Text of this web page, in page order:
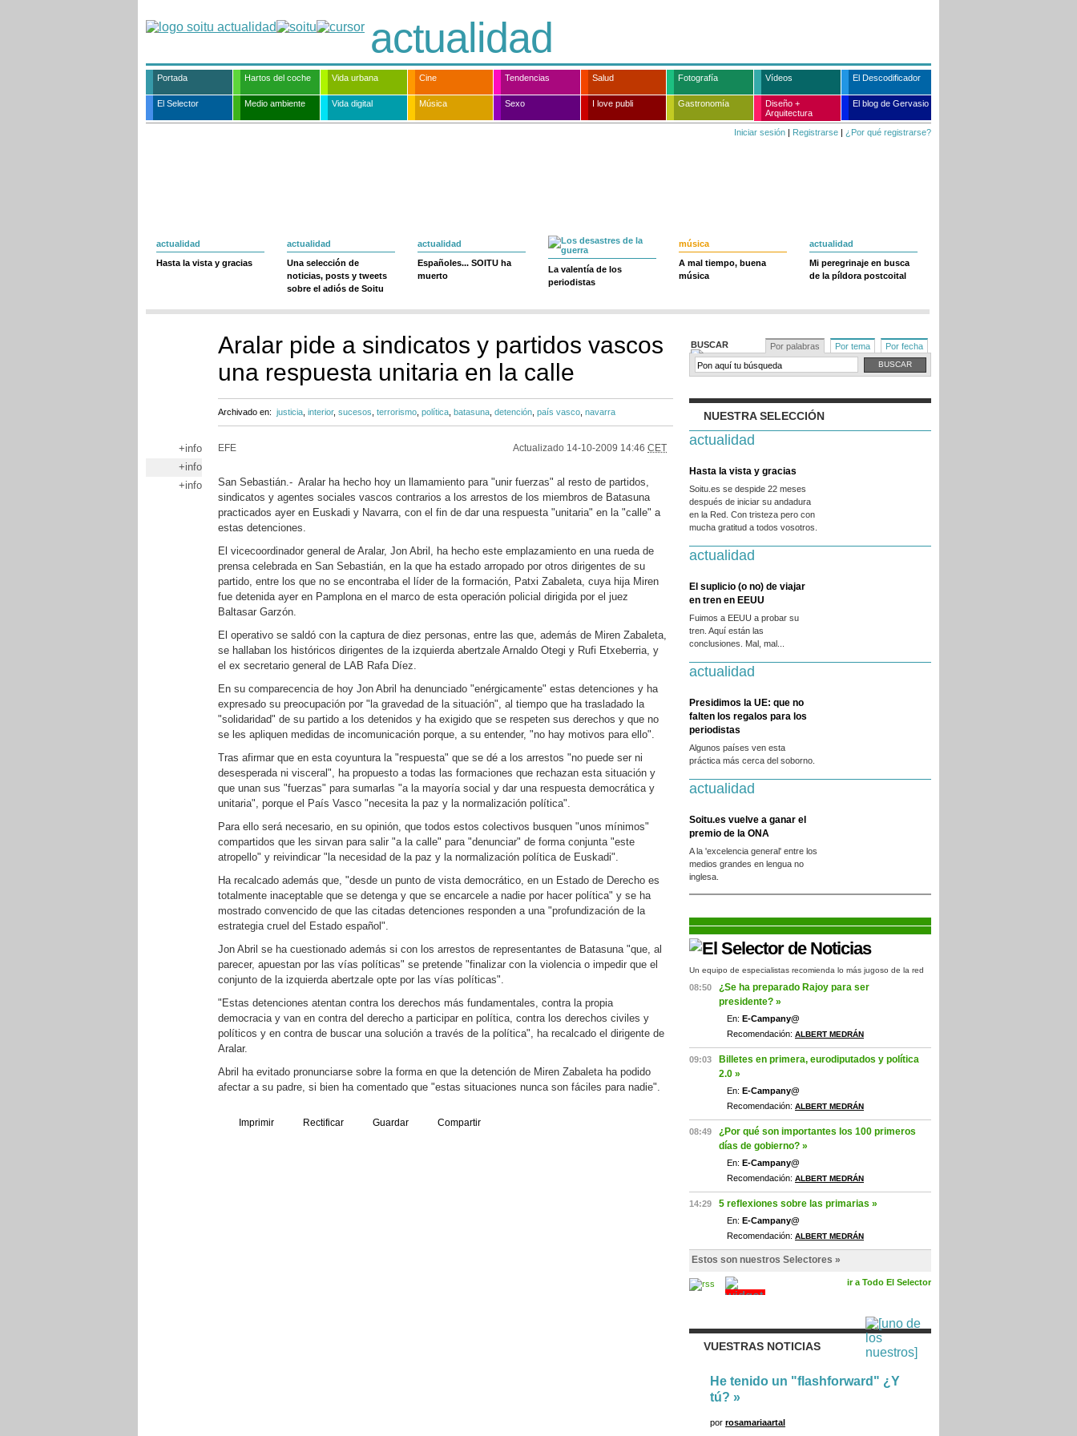
actualidad
Portada Hartos del coche Vida urbana Cine Tendencias Salud Fotografía Vídeos El Descodificador
El Selector Medio ambiente Vida digital Música Sexo I love publi Gastronomía
Diseño +
Arquitectura
El blog de Gervasio
Iniciar sesión | Registrarse | ¿Por qué registrarse?
actualidad
Hasta la vista y gracias
actualidad
Una selección de
noticias, posts y tweets
sobre el adiós de Soitu
actualidad
Españoles... SOITU ha
muerto
La valentía de los
periodistas
música
A mal tiempo, buena
música
actualidad
Mi peregrinaje en busca
de la píldora postcoital
Aralar pide a sindicatos y partidos vascos
una respuesta unitaria en la calle
Archivado en: justicia interior, sucesos terrorismo política batasuna detención país vasco navarra
+info
+info
+info
EFE Actualizado 14-10-2009 14:46 CET
San Sebastián.- Aralar ha hecho hoy un llamamiento para "unir fuerzas" al resto de partidos,
sindicatos y agentes sociales vascos contrarios a los arrestos de los miembros de Batasuna
practicados ayer en Euskadi y Navarra, con el fin de dar una respuesta "unitaria" en la "calle" a
estas detenciones.
El vicecoordinador general de Aralar, Jon Abril, ha hecho este emplazamiento en una rueda de
prensa celebrada en San Sebastián, en la que ha estado arropado por otros dirigentes de su
partido, entre los que no se encontraba el líder de la formación, Patxi Zabaleta, cuya hija Miren
fue detenida ayer en Pamplona en el marco de esta operación policial dirigida por el juez
Baltasar Garzón.
El operativo se saldó con la captura de diez personas, entre las que, además de Miren Zabaleta,
se hallaban los históricos dirigentes de la izquierda abertzale Arnaldo Otegi y Rufi Etxeberria, y
el ex secretario general de LAB Rafa Díez.
En su comparecencia de hoy Jon Abril ha denunciado "enérgicamente" estas detenciones y ha
expresado su preocupación por "la gravedad de la situación", al tiempo que ha trasladado la
"solidaridad" de su partido a los detenidos y ha exigido que se respeten sus derechos y que no
se les apliquen medidas de incomunicación porque, a su entender, "no hay motivos para ello".
Tras afirmar que en esta coyuntura la "respuesta" que se dé a los arrestos "no puede ser ni
desesperada ni visceral", ha propuesto a todas las formaciones que rechazan esta situación y
que unan sus "fuerzas" para sumarlas "a la mayoría social y dar una respuesta democrática y
unitaria", porque el País Vasco "necesita la paz y la normalización política".
Para ello será necesario, en su opinión, que todos estos colectivos busquen "unos mínimos"
compartidos que les sirvan para salir "a la calle" para "denunciar" de forma conjunta "este
atropello" y reivindicar "la necesidad de la paz y la normalización política de Euskadi".
Ha recalcado además que, "desde un punto de vista democrático, en un Estado de Derecho es
totalmente inaceptable que se detenga y que se encarcele a nadie por hacer política" y se ha
mostrado convencido de que las citadas detenciones responden a una "profundización de la
estrategia cruel del Estado español".
Jon Abril se ha cuestionado además si con los arrestos de representantes de Batasuna "que, al
parecer, apuestan por las vías políticas" se pretende "finalizar con la violencia o impedir que el
conjunto de la izquierda abertzale opte por las vías políticas".
"Estas detenciones atentan contra los derechos más fundamentales, contra la propia
democracia y van en contra del derecho a participar en política, contra los derechos civiles y
políticos y en contra de buscar una solución a través de la política", ha recalcado el dirigente de
Aralar.
Abril ha evitado pronunciarse sobre la forma en que la detención de Miren Zabaleta ha podido
afectar a su padre, si bien ha comentado que "estas situaciones nunca son fáciles para nadie".
Imprimir Rectificar Guardar Compartir
BUSCAR Por palabras Por tema Por fecha
NUESTRA SELECCIÓN
actualidad
Hasta la vista y gracias
Soitu.es se despide 22 meses
después de iniciar su andadura
en la Red. Con tristeza pero con
mucha gratitud a todos vosotros.
actualidad
El suplicio (o no) de viajar
en tren en EEUU
Fuimos a EEUU a probar su
tren. Aquí están las
conclusiones. Mal, mal...
actualidad
Presidimos la UE: que no
falten los regalos para los
periodistas
Algunos países ven esta
práctica más cerca del soborno.
actualidad
Soitu.es vuelve a ganar el
premio de la ONA
A la 'excelencia general' entre los
medios grandes en lengua no
inglesa.
Un equipo de especialistas recomienda lo más jugoso de la red
08:50
¿Se ha preparado Rajoy para ser
presidente? »
En: E-Campany@
Recomendación: ALBERT MEDRÁN
09:03
Billetes en primera, eurodiputados y política
2.0 »
En: E-Campany@
Recomendación: ALBERT MEDRÁN
08:49
¿Por qué son importantes los 100 primeros
días de gobierno? »
En: E-Campany@
Recomendación: ALBERT MEDRÁN
14:29 5 reflexiones sobre las primarias »
En: E-Campany@
Recomendación: ALBERT MEDRÁN
Estos son nuestros Selectores »
ir a Todo El Selector
VUESTRAS NOTICIAS
He tenido un "flashforward" ¿Y
tú? »
por rosamariaartal